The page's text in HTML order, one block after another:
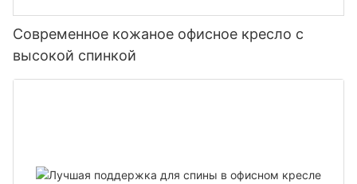
Современное кожаное офисное кресло с
высокой спинкой